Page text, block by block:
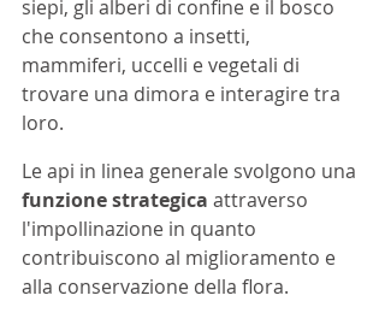
siepi, gli alberi di confine e il bosco
che consentono a insetti,
mammiferi, uccelli e vegetali di
trovare una dimora e interagire tra
loro.
Le api in linea generale svolgono una
funzione strategica attraverso
l'impollinazione in quanto
contribuiscono al miglioramento e
alla conservazione della flora.